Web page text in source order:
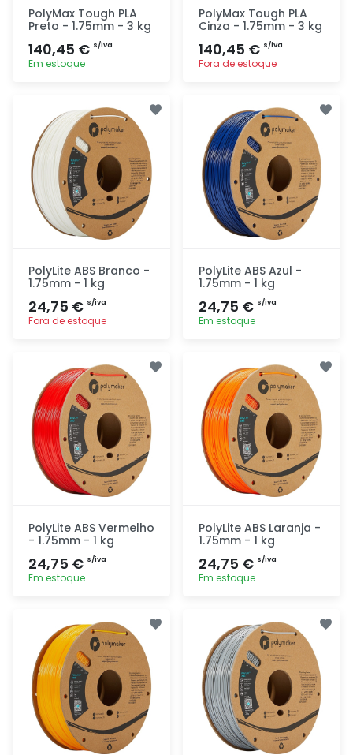
PolyMax Tough PLA
Preto - 1.75mm - 3 kg
140,45 € s/iva
Em estoque
rapidamente
PolyMax Tough PLA
Cinza - 1.75mm - 3 kg
140,45 € s/iva
Fora de estoque
rapidamente
PolyLite ABS Branco -
1.75mm - 1 kg
24,75 € s/iva
Fora de estoque
rapidamente
PolyLite ABS Azul -
1.75mm - 1 kg
24,75 € s/iva
Em estoque
rapidamente
PolyLite ABS Vermelho
- 1.75mm - 1 kg
24,75 € s/iva
Em estoque
rapidamente
PolyLite ABS Laranja -
1.75mm - 1 kg
24,75 € s/iva
Em estoque
rapidamente